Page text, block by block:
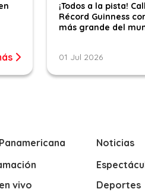
¡Todos a la pista!
Récord Guinness
más grande del
01 Jul 2026
vivo
Noticias
Deportes